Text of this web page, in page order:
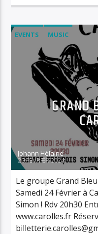
EVENTS MUSIC
GRAND
Johann Hélaine
20 FÉVRIER 2024
Le groupe Grand
Samedi 24 Février à
Simon ! Rdv 20h30
www.carolles.fr